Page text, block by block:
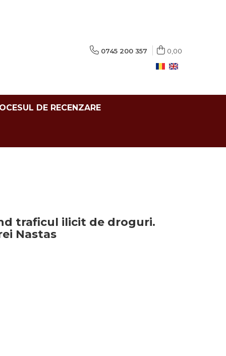
0745 200 357 0,00
DE RECENZARE
traficul ilicit de droguri.
Nastas